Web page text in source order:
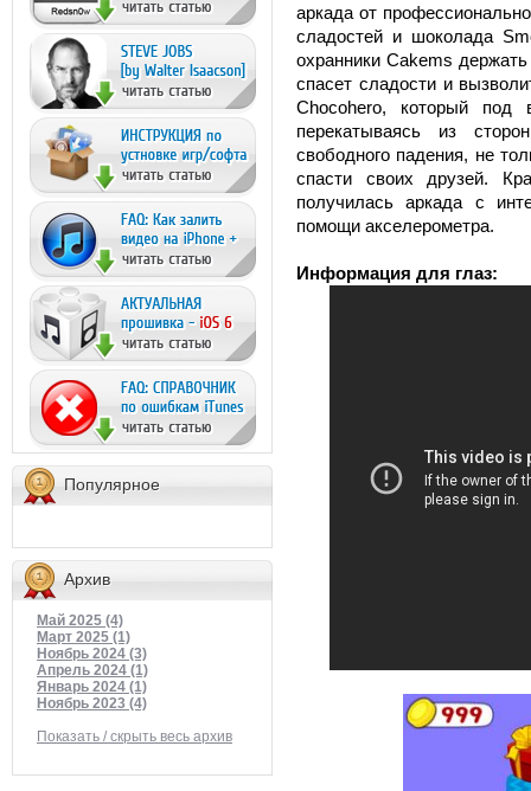
Популярное
Архив
Май 2025 (4)
Март 2025 (1)
Ноябрь 2024 (3)
Апрель 2024 (1)
Январь 2024 (1)
Ноябрь 2023 (4)
Показать / скрыть весь архив
аркада от
сладостей и шоколада
охранники Cakems
спасет сладости и
Chocohero, который под
перекатываясь из
свободного падения, не
спасти своих друзей.
получилась аркада с
помощи акселерометра.
Информация для глаз: